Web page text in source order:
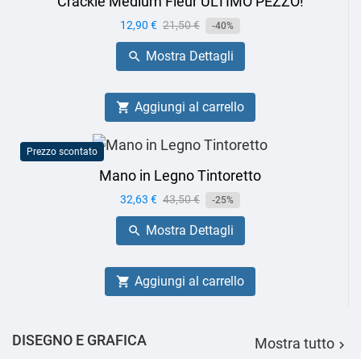
Prezzo
12,90 € Prezzo
base
21,50 € -40%
 Mostra Dettagli
 Aggiungi al carrello
Prezzo scontato
Mano in Legno Tintoretto
Prezzo
32,63 € Prezzo
base
43,50 € -25%
 Mostra Dettagli
 Aggiungi al carrello
DISEGNO E GRAFICA Mostra tutto 